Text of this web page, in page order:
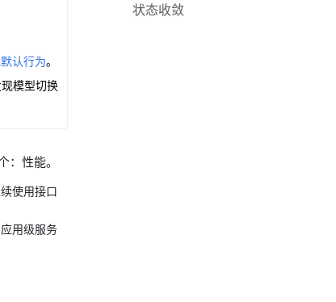
认行为。
模型切换
性能。
使用接口
用级服务
状态收敛